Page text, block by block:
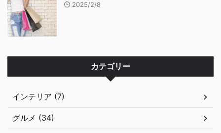
2025/2/8
カテゴリー
インテリア (7)
グルメ (34)